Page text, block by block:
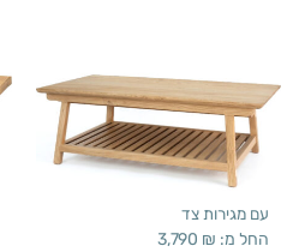
עם מגירות צד
החל מ: 3,790 ₪